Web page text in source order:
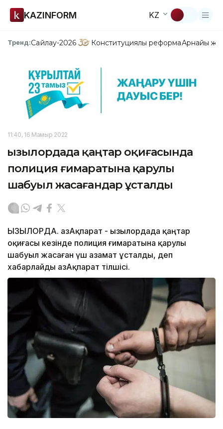
KAZINFORM KZ
Тренд:Сайлау-2026 Конституциялық реформаАрнайы
11:40, 16 Мамыр 2022
Қызылордада қаңтар оқиғасында
полиция ғимаратына қарулы
шабуыл жасағандар ұсталды
ҚЫЗЫЛОРДА. ҚазАқпарат - Қызылордада қаңтар
оқиғасы кезінде полиция ғимаратына қарулы
шабуыл жасаған үш азамат ұсталды, деп
хабарлайды ҚазАқпарат тілшісі.